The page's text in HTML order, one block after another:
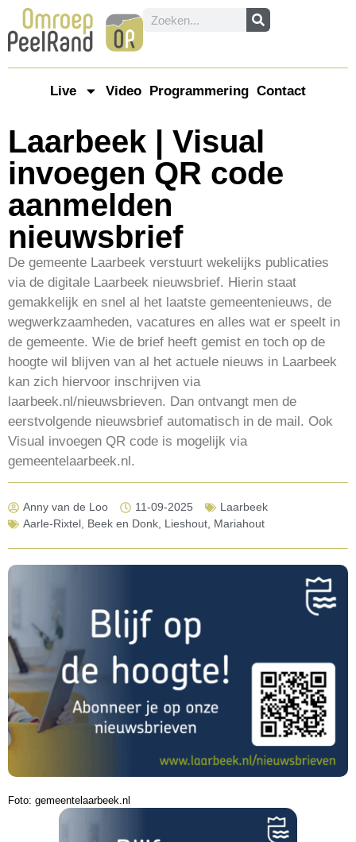
Live Video Programmering Contact
Laarbeek | Visual
invoegen QR code
aanmelden
nieuwsbrief
De gemeente Laarbeek verstuurt wekelijks publicaties
via de digitale Laarbeek nieuwsbrief. Hierin staat
gemakkelijk en snel al het laatste gemeentenieuws, de
wegwerkzaamheden, vacatures en alles wat er speelt in
de gemeente. Wie de brief heeft gemist en toch op de
hoogte wil blijven van al het actuele nieuws in Laarbeek
kan zich hiervoor inschrijven via
laarbeek.nl/nieuwsbrieven. Dan ontvangt men de
eerstvolgende nieuwsbrief automatisch in de mail. Ook
Visual invoegen QR code is mogelijk via
gemeentelaarbeek.nl.
Anny van de Loo 11-09-2025
Laarbeek
Aarle-Rixtel, Beek en Donk, Lieshout, Mariahout
Foto: gemeentelaarbeek.nl